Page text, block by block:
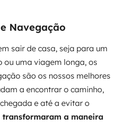
Navegação
sair de casa, seja para um
uma viagem longa, os
são os nossos melhores
a encontrar o caminho,
e até a evitar o
transformaram a maneira